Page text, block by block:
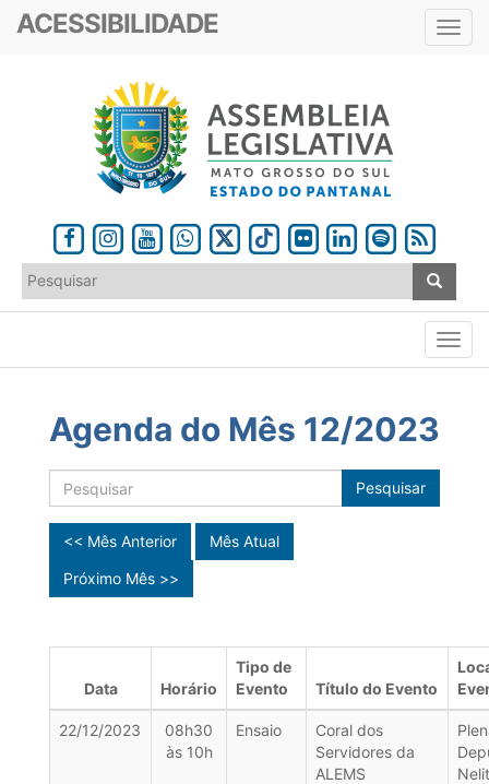
ACESSIBILIDADE
Agenda do Mês 12/2023
Pesquisar
<< Mês Anterior
Mês Atual
Próximo Mês >>
Data Horário
Tipo de
Evento
Título do Evento
22/12/2023
08h30
às 10h
Ensaio
Coral dos
Servidores da
ALEMS